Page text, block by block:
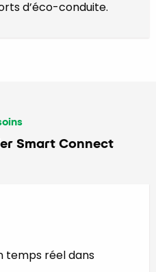
d’éco-conduite.
Smart Connect
temps réel dans